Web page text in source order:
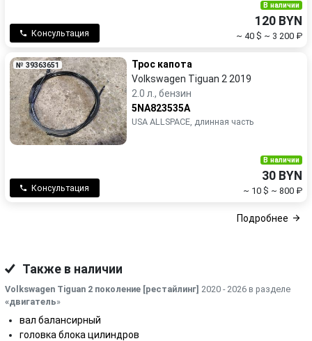
Консультация
В наличии
120 BYN
~ 40 $ ~ 3 200 ₽
№ 39363651
Трос капота
Volkswagen Tiguan 2 2019
2.0 л., бензин
5NA823535A
USA ALLSPACE, длинная часть
Консультация
В наличии
30 BYN
~ 10 $ ~ 800 ₽
Подробнее
Также в наличии
Volkswagen Tiguan 2 поколение [рестайлинг] 2020 - 2026 в разделе
«двигатель»
вал балансирный
головка блока цилиндров